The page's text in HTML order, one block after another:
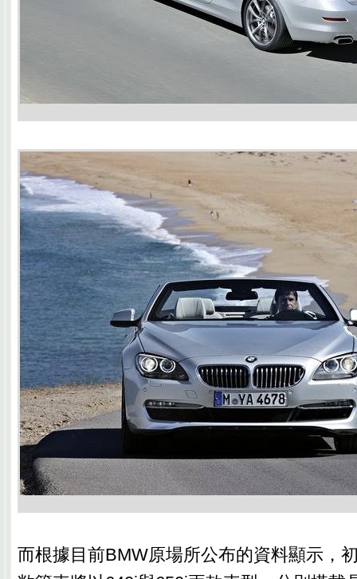
而根據目前BMW原場所公布的資料顯示，